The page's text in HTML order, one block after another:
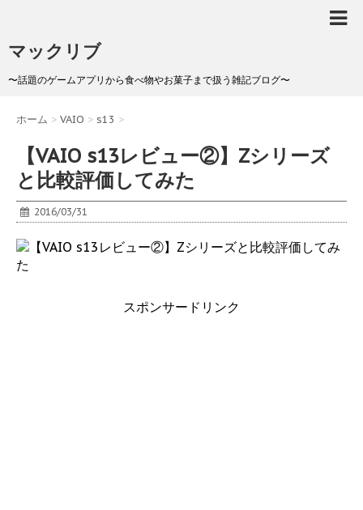
マックリブ
〜話題のゲームアプリから食べ物やお菓子まで扱う雑記ブログ〜
ホーム > VAIO > s13 >
【VAIO s13レビュー②】Zシリーズ
と比較評価してみた
2016/03/31
スポンサードリンク